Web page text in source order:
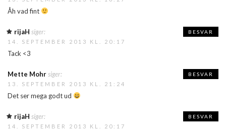
Åh vad fint
rijaH siger:
14. SEPTEMBER 2013 KL. 20:17
Tack <3
BESVAR
Mette Mohrsiger:
13. SEPTEMBER 2013 KL. 21:24
Det ser mega godt ud
BESVAR
rijaH siger:
14. SEPTEMBER 2013 KL. 20:17
BESVAR